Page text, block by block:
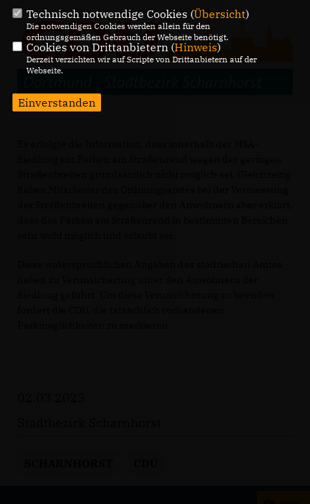
Technisch notwendige Cookies (Übersicht)
Die notwendigen Cookies werden allein für den
ordnungsgemäßen Gebrauch der Webseite benötigt.
Cookies von Drittanbietern (Hinweis)
Derzeit verzichten wir auf Scripte von Drittanbietern auf der
Webseite.
Einverstanden